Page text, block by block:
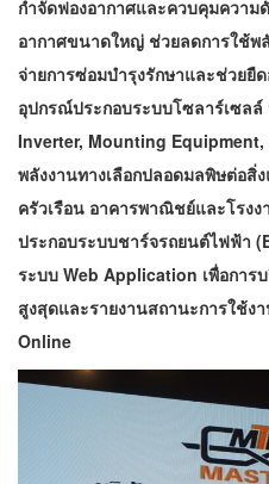
กำจัดฟองอากาศและควบคุมควา
อากาศขนาดใหญ่ ช่วยลดการใช้พ
จ่ายการซ่อมบำรุงรักษาและช่วยยื
อุปกรณ์ประกอบระบบโซลาร์เซล
Inverter, Mounting Equipment,
พลังงานทางเลือกปลอดมลพิษต่อสิ่
ครัวเรือน อาคารพาณิชย์และโรง
ประกอบระบบชาร์จรถยนต์ไฟฟ้า
ระบบ Web Application เพื่อการ
สูงสุดและรายงานสถานะการใช้ง
Online